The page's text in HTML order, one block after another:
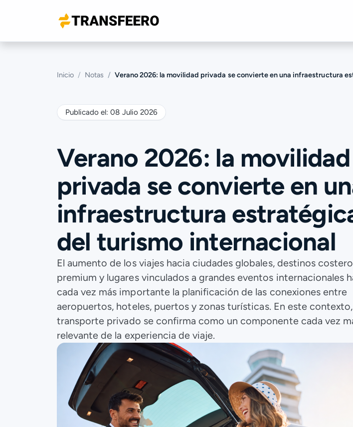
Inicio Notas Verano 2026: la movilidad privada se convierte en una infraestructura estratégica del turismo
Publicado el:08 Julio 2026
Verano 2026: la movilidad
privada se convierte en
infraestructura
del turismo internacional
El aumento de los viajes hacia ciudades globales, destinos
premium y lugares vinculados a grandes eventos internacionales
cada vez más importante la planificación de las conexiones entre
aeropuertos, hoteles, puertos y zonas turísticas. En este
transporte privado se confirma como un componente cada vez
relevante de la experiencia de viaje.